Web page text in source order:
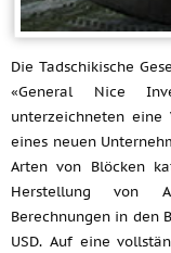
Die Tadschikische
«General Nice
unterzeichneten eine
eines neuen
Arten von Blöcken
Herstellung von
Berechnungen in den
USD. Auf eine